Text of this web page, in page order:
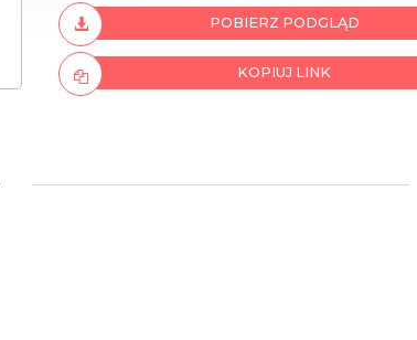
POBIERZ PODGLĄD
KOPIUJ LINK